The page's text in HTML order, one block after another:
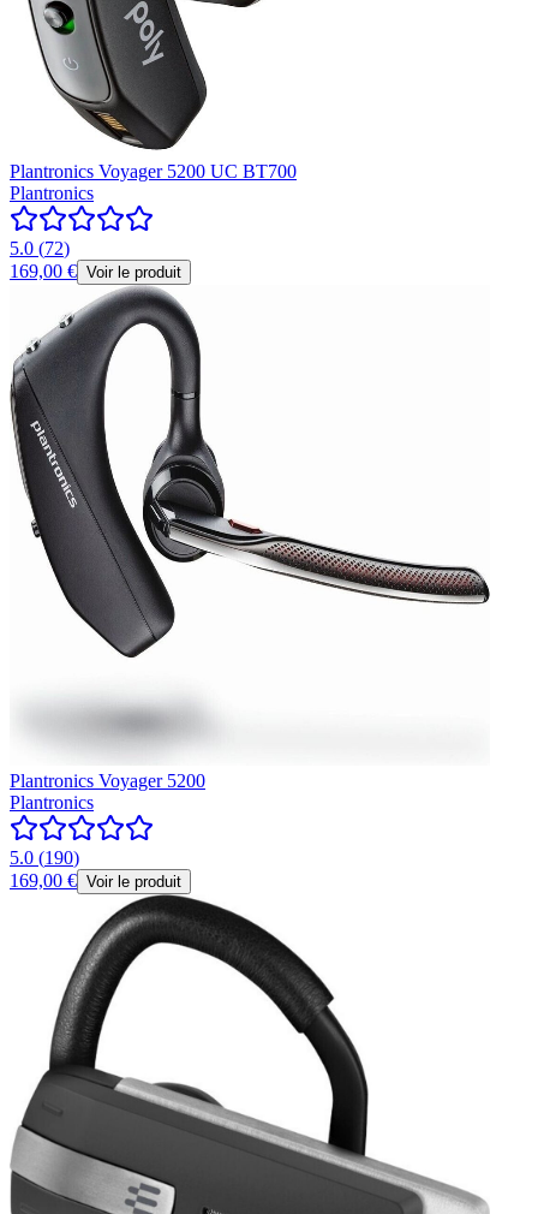
Plantronics Voyager 5200 UC BT700
Plantronics
5.0 (72)
169,00 € Voir le produit
Plantronics Voyager 5200
Plantronics
5.0 (190)
169,00 € Voir le produit